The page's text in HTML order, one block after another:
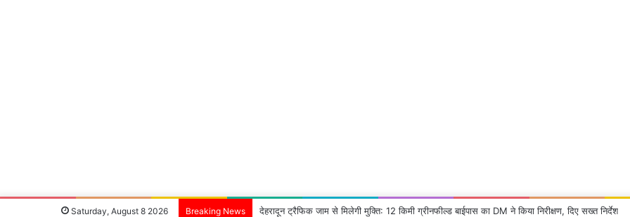
Saturday, August 8 2026 Breaking News देहरादून ट्रैफिक जाम से मिलेगी मुक्ति: 12 किमी ग्रीनफील्ड बाईपास का DM ने किया निरीक्षण, दिए सख्त निर्देश